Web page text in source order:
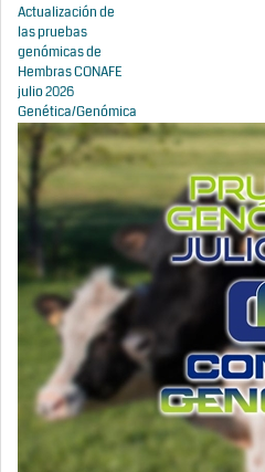
Actualización de
las pruebas
genómicas de
Hembras CONAFE
julio 2026
Genética/Genómica